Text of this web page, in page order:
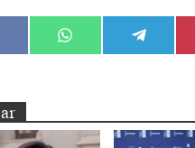
Compartir
en
Compartir
en